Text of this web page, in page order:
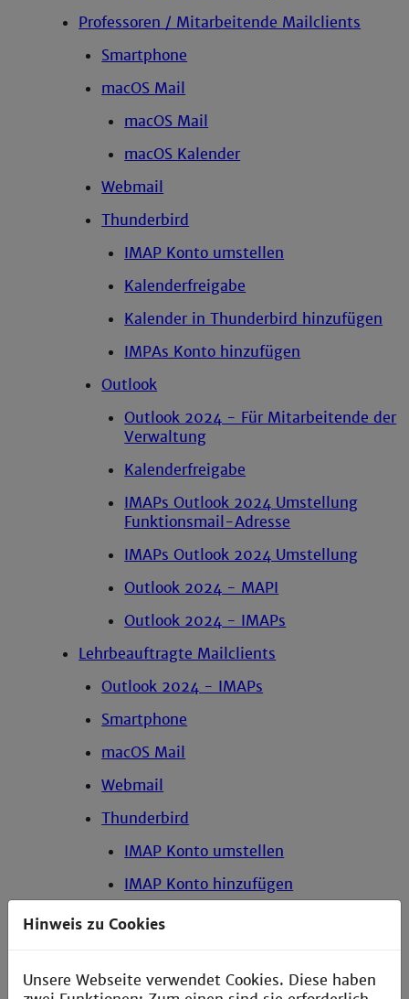
Professoren / Mitarbeitende Mailclients
Smartphone
macOS Mail
macOS Mail
macOS Kalender
Webmail
Thunderbird
IMAP Konto umstellen
Kalenderfreigabe
Kalender in Thunderbird hinzufügen
IMPAs Konto hinzufügen
Outlook
Outlook 2024 - Für Mitarbeitende der
Verwaltung
Kalenderfreigabe
IMAPs Outlook 2024 Umstellung
Funktionsmail-Adresse
IMAPs Outlook 2024 Umstellung
Outlook 2024 - MAPI
Outlook 2024 - IMAPs
Lehrbeauftragte Mailclients
Outlook 2024 - IMAPs
Smartphone
macOS Mail
Webmail
Thunderbird
IMAP Konto umstellen
IMAP Konto hinzufügen
Regeln zur Nutzung der Mailverteiler
Kalender mit Hpronto freigeben
Hinweis zu Cookies
Unsere Webseite verwendet Cookies. Diese haben